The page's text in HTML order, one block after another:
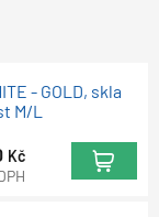
- GOLD, skla
M/L
Kč